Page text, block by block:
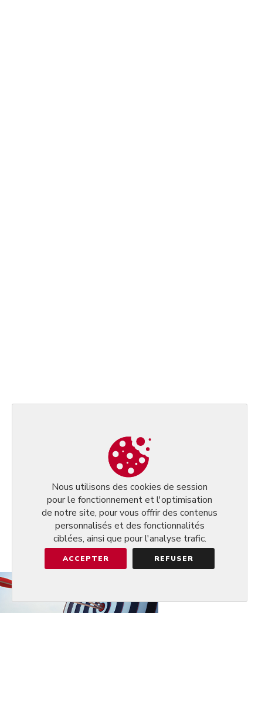
Nous utilisons des cookies de session
pour le fonctionnement et l'optimisation
de notre site, pour vous offrir des contenus
personnalisés et des fonctionnalités
ciblées, ainsi que pour l'analyse trafic.
ACCEPTER REFUSER